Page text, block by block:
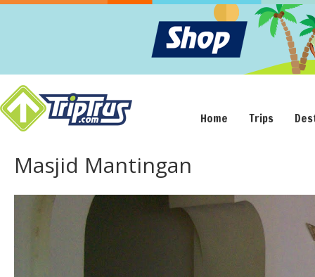
Home Trips
Masjid Mantingan